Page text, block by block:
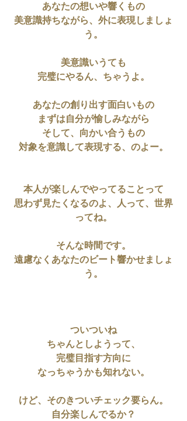
あなたの想いや響くもの
美意識持ちながら、外に表現しましょ
う。
美意識いうても
完璧にやるん、ちゃうよ。
あなたの創り出す面白いもの
まずは自分が愉しみながら
そして、向かい合うもの
対象を意識して表現する、のよー。
本人が楽しんでやってることって
思わず見たくなるのよ、人って、世界
ってね。
そんな時間です。
遠慮なくあなたのビート響かせましょ
う。
ついついね
ちゃんとしようって、
完璧目指す方向に
なっちゃうかも知れない。
けど、そのきついチェック要らん。
自分楽しんでるか？